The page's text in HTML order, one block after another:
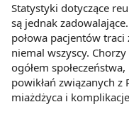
Statystyki dotyczące
są jednak
połowa pacjentów
niemal wszyscy.
ogółem
powikłań związanych z
miażdżyca i